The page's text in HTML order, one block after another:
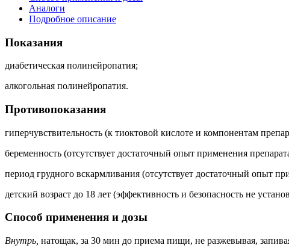
Аналоги
Подробное описание
Показания
диабетическая полинейропатия;
алкогольная полинейропатия.
Противопоказания
гиперчувствительность (к тиоктовой кислоте и компонентам
беременность (отсутствует достаточный опыт применения
период грудного вскармливания (отсутствует достаточный опыт
детский возраст до 18 лет (эффективность и безопасность не
Способ применения и дозы
Внутрь, натощак, за 30 мин до приема пищи, не разжевывая,